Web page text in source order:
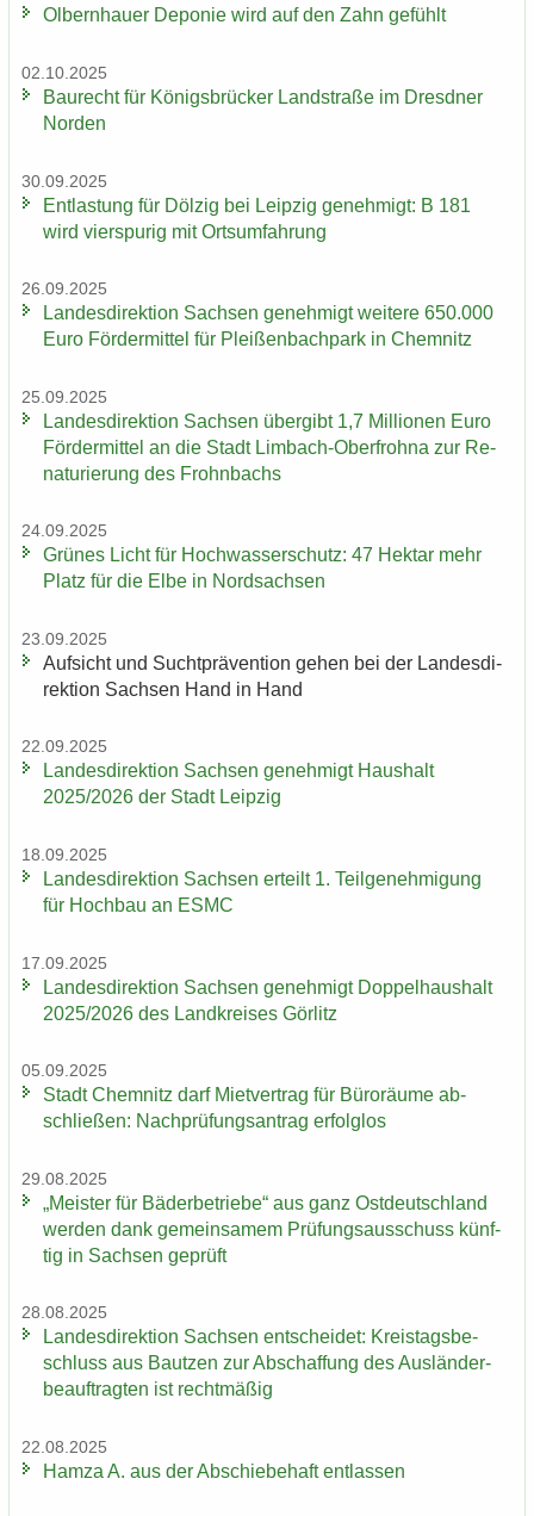
Ol­bern­hau­er De­po­nie wird auf den Zahn ge­fühlt
02.10.2025
Bau­recht für Kö­nigs­brü­cker Land­stra­ße im Dresd­ner
Nor­den
30.09.2025
Ent­las­tung für Döl­zig bei Leip­zig ge­neh­migt: B 181
wird vier­spu­rig mit Orts­um­fah­rung
26.09.2025
Lan­des­di­rek­ti­on Sach­sen ge­neh­migt wei­te­re 650.000
Euro För­der­mit­tel für Plei­ßen­bach­park in Chem­nitz
25.09.2025
Lan­des­di­rek­ti­on Sach­sen über­gibt 1,7 Mil­lio­nen Euro
För­der­mit­tel an die Stadt Limbach-​Oberfrohna zur Re­
na­tu­rie­rung des Frohn­bachs
24.09.2025
Grü­nes Licht für Hoch­was­ser­schutz: 47 Hekt­ar mehr
Platz für die Elbe in Nord­sach­sen
23.09.2025
Auf­sicht und Sucht­prä­ven­ti­on gehen bei der Lan­des­di­
rek­ti­on Sach­sen Hand in Hand
22.09.2025
Lan­des­di­rek­ti­on Sach­sen ge­neh­migt Haus­halt
2025/2026 der Stadt Leip­zig
18.09.2025
Lan­des­di­rek­ti­on Sach­sen er­teilt 1. Teil­ge­neh­mi­gung
für Hoch­bau an ESMC
17.09.2025
Lan­des­di­rek­ti­on Sach­sen ge­neh­migt Dop­pel­haus­halt
2025/2026 des Land­krei­ses Gör­litz
05.09.2025
Stadt Chem­nitz darf Miet­ver­trag für Bü­ro­räu­me ab­
schlie­ßen: Nach­prü­fungs­an­trag er­folg­los
29.08.2025
„Meis­ter für Bä­der­be­trie­be“ aus ganz Ost­deutsch­land
wer­den dank ge­mein­sa­mem Prü­fungs­aus­schuss künf­
tig in Sach­sen ge­prüft
28.08.2025
Lan­des­di­rek­ti­on Sach­sen ent­schei­det: Kreis­tags­be­
schluss aus Baut­zen zur Ab­schaf­fung des Aus­län­der­
be­auf­trag­ten ist recht­mä­ßig
22.08.2025
Hamza A. aus der Ab­schie­be­haft ent­las­sen